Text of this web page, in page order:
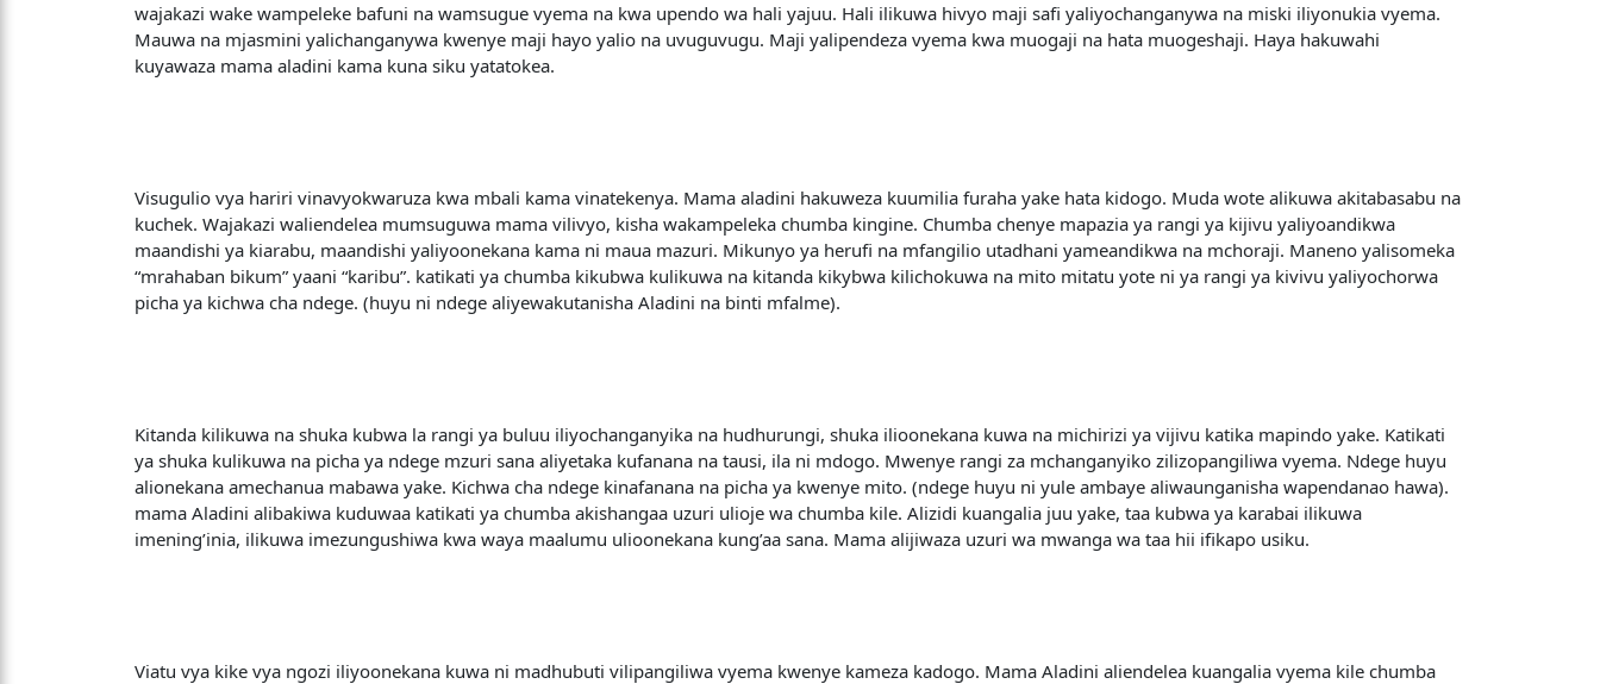
wajakazi wake wampeleke bafuni na wamsugue vyema na kwa upendo wa hali yajuu. Hali ilikuwa hivyo maji safi yaliyochanganywa na miski iliyonukia vyema.
Mauwa na mjasmini yalichanganywa kwenye maji hayo yalio na uvuguvugu. Maji yalipendeza vyema kwa muogaji na hata muogeshaji. Haya hakuwahi
kuyawaza mama aladini kama kuna siku yatatokea.
Visugulio vya hariri vinavyokwaruza kwa mbali kama vinatekenya. Mama aladini hakuweza kuumilia furaha yake hata kidogo. Muda wote alikuwa akitabasabu na
kuchek. Wajakazi waliendelea mumsuguwa mama vilivyo, kisha wakampeleka chumba kingine. Chumba chenye mapazia ya rangi ya kijivu yaliyoandikwa
maandishi ya kiarabu, maandishi yaliyoonekana kama ni maua mazuri. Mikunyo ya herufi na mfangilio utadhani yameandikwa na mchoraji. Maneno yalisomeka
“mrahaban bikum” yaani “karibu”. katikati ya chumba kikubwa kulikuwa na kitanda kikybwa kilichokuwa na mito mitatu yote ni ya rangi ya kivivu yaliyochorwa
picha ya kichwa cha ndege. (huyu ni ndege aliyewakutanisha Aladini na binti mfalme).
Kitanda kilikuwa na shuka kubwa la rangi ya buluu iliyochanganyika na hudhurungi, shuka ilioonekana kuwa na michirizi ya vijivu katika mapindo yake. Katikati
ya shuka kulikuwa na picha ya ndege mzuri sana aliyetaka kufanana na tausi, ila ni mdogo. Mwenye rangi za mchanganyiko zilizopangiliwa vyema. Ndege huyu
alionekana amechanua mabawa yake. Kichwa cha ndege kinafanana na picha ya kwenye mito. (ndege huyu ni yule ambaye aliwaunganisha wapendanao hawa).
mama Aladini alibakiwa kuduwaa katikati ya chumba akishangaa uzuri ulioje wa chumba kile. Alizidi kuangalia juu yake, taa kubwa ya karabai ilikuwa
imening’inia, ilikuwa imezungushiwa kwa waya maalumu ulioonekana kung’aa sana. Mama alijiwaza uzuri wa mwanga wa taa hii ifikapo usiku.
Viatu vya kike vya ngozi iliyoonekana kuwa ni madhubuti vilipangiliwa vyema kwenye kameza kadogo. Mama Aladini aliendelea kuangalia vyema kile chumba